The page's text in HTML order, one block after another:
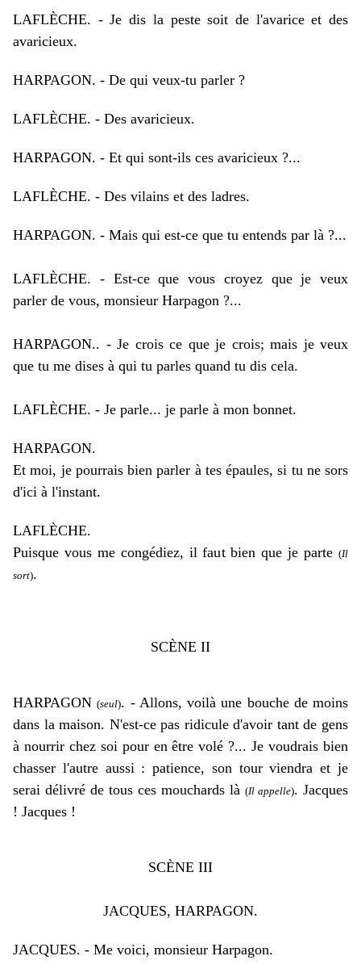
LAFLÈCHE. -Je dis la peste soit de l'avarice et des
avaricieux.
HARPAGON. - De qui veux-tu parler ?
LAFLÈCHE. - Des avaricieux.
HARPAGON. - Et qui sont-ils ces avaricieux ?...
LAFLÈCHE. - Des vilains et des ladres.
HARPAGON. - Mais qui est-ce que tu entends par là ?...
LAFLÈCHE. - Est-ce que vous croyez que je veux
parler de vous, monsieur Harpagon ?...
HARPAGON.. - Je crois ce que je crois; mais je veux
que tu me dises à qui tu parles quand tu dis cela.
LAFLÈCHE. - Je parle... je parle à mon bonnet.
HARPAGON.
Et moi, je pourrais bien parler à tes épaules, si tu ne sors
d'ici à l'instant.
LAFLÈCHE.
Puisque vous me congédiez, il faut bien que je parte (Il
sort).
SCÈNE II
HARPAGON(seul). - Allons, voilà une bouche de moins
dans la maison. N'est-ce pas ridicule d'avoir tant de gens
à nourrir chez soi pour en être volé ?... Je voudrais bien
chasser l'autre aussi : patience, son tour viendra et je
serai délivré de tous ces mouchards là (Il appelle). Jacques
! Jacques !
SCÈNE III
JACQUES, HARPAGON.
JACQUES. - Me voici, monsieur Harpagon.